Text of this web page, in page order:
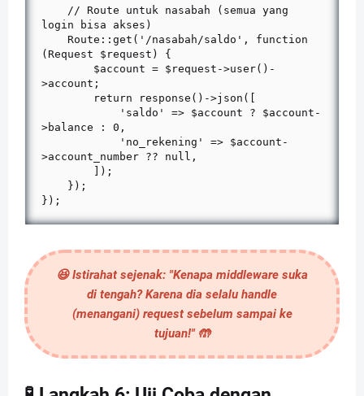
login bisa akses)
(Request $request) {
>account;
>balance : 0,
>account_number ?? null,
});
😆Istirahat sejenak: "Kenapa middleware suka
di tengah? Karena dia selalu handle
(menangani) request sebelum sampai ke
tujuan!" 🤲